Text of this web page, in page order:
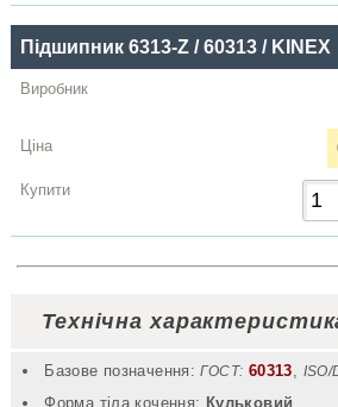
грн
Купити
Підшипник 6313-Z / 60313 / KINEX
Технічна
Базове позначення: ГОСТ: 60313, ISO/
Форма тіла кочення: Кульковий